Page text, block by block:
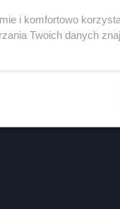
centrum
i komfortowo
Twoich danych